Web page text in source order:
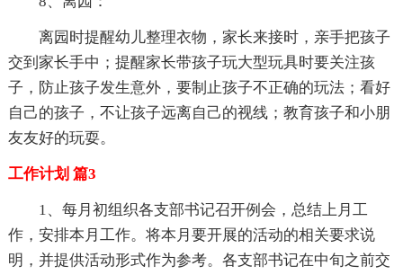
离园时提醒幼儿整理衣物，家长来接时，亲手把孩子
交到家长手中；提醒家长带孩子玩大型玩具时要关注孩
子，防止孩子发生意外，要制止孩子不正确的玩法；看好
自己的孩子，不让孩子远离自己的视线；教育孩子和小朋
友友好的玩耍。
工作计划 篇3
1、每月初组织各支部书记召开例会，总结上月工
作，安排本月工作。将本月要开展的活动的相关要求说
明，并提供活动形式作为参考。各支部书记在中旬之前交